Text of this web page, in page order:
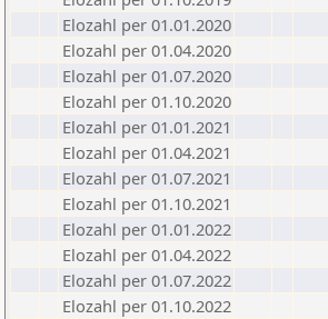
Elozahl per 01.01.2020
Elozahl per 01.04.2020
Elozahl per 01.07.2020
Elozahl per 01.10.2020
Elozahl per 01.01.2021
Elozahl per 01.04.2021
Elozahl per 01.07.2021
Elozahl per 01.10.2021
Elozahl per 01.01.2022
Elozahl per 01.04.2022
Elozahl per 01.07.2022
Elozahl per 01.10.2022